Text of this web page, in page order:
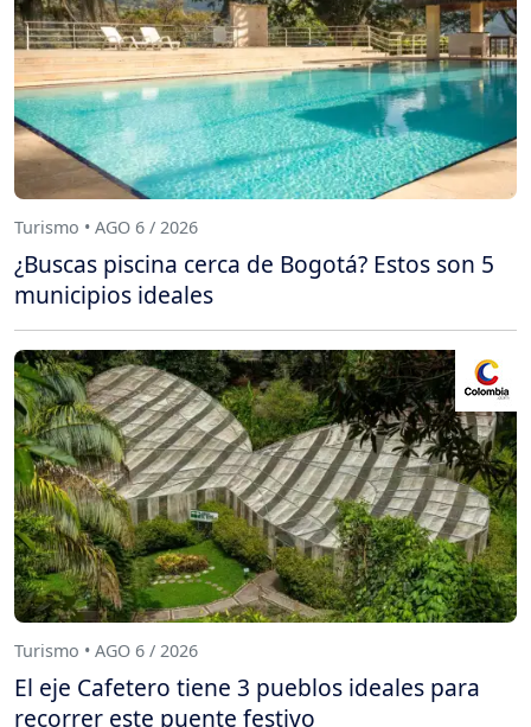
Turismo • AGO 6 / 2026
¿Buscas piscina cerca de Bogotá? Estos son 5
municipios ideales
Turismo • AGO 6 / 2026
El eje Cafetero tiene 3 pueblos ideales para
recorrer este puente festivo